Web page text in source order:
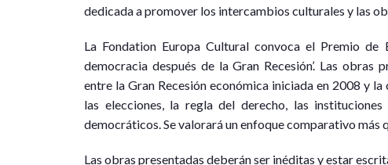
dedicada a promover los intercambios culturales y las
La Fondation Europa Cultural convoca el Premio
democracia después de la Gran Recesión’. Las
entre la Gran Recesión económica iniciada en 2008 y
las elecciones, la regla del derecho, las
democráticos. Se valorará un enfoque comparativo más
Las obras presentadas deberán ser inéditas y estar